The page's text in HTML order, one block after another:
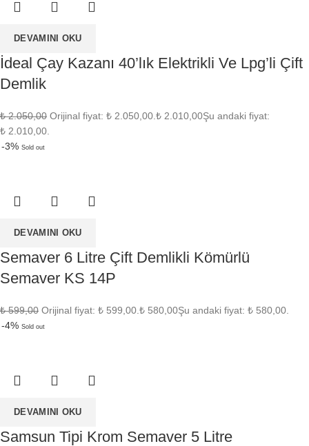
DEVAMINI OKU
İdeal Çay Kazanı 40’lık Elektrikli Ve Lpg’li Çift
Demlik
₺2.050,00 Orijinal fiyat: ₺ 2.050,00. ₺ 2.010,00Şu andaki fiyat:
₺ 2.010,00.
-3% Sold out
DEVAMINI OKU
Semaver 6 Litre Çift Demlikli Kömürlü
Semaver KS 14P
₺599,00 Orijinal fiyat: ₺ 599,00. ₺ 580,00Şu andaki fiyat: ₺ 580,00.
-4% Sold out
DEVAMINI OKU
Samsun Tipi Krom Semaver 5 Litre